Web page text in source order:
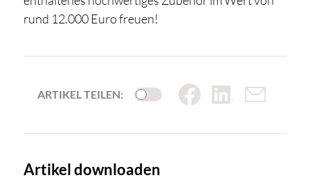
rund 12.000 Euro freuen!
ARTIKEL TEILEN:
Artikel downloaden